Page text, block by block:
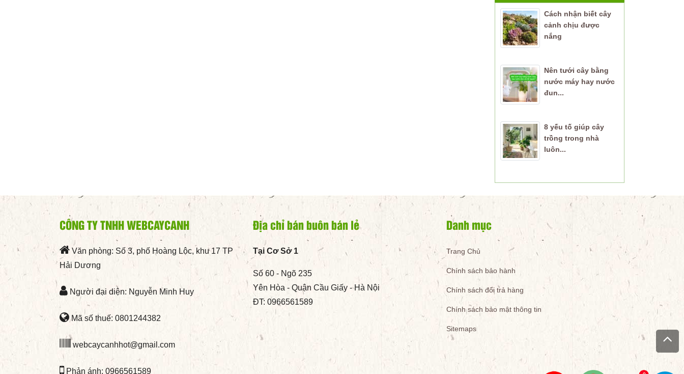
Cách nhận biết cây
cảnh chịu được
nắng
Nên tưới cây bằng
nước máy hay nước
đun...
8 yếu tố giúp cây
trồng trong nhà
luôn...
CÔNG TY TNHH WEBCAYCANH
Văn phòng: Số 3, phố Hoàng Lộc, khu 17 TP
Hải Dương
Người đại diện: Nguyễn Minh Huy
Mã số thuế: 0801244382
webcaycanhhot@gmail.com
Phản ánh: 0966561589
Địa chỉ bán buôn bán lẻ
Tại Cơ Sở 1
Số 60 - Ngõ 235
Yên Hòa - Quận Cầu Giấy - Hà Nội
ĐT: 0966561589
Danh mục
Trang Chủ
Chính sách bảo hành
Chính sách đổi trả hàng
Chính sách bảo mật thông tin
Sitemaps